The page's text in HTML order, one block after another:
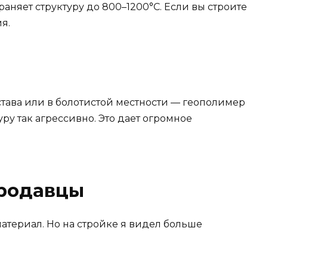
структуру до 800–1200°C. Если вы строите
или в болотистой местности — геополимер
так агрессивно. Это дает огромное
Но на стройке я видел больше